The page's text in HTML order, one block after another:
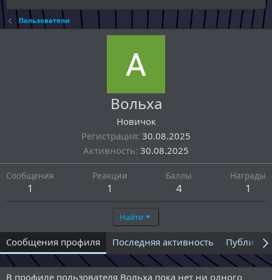
Пользователи
Вольха
Новичок
Регистрация 30.08.2025
Активность 30.08.2025
Сообщения
1
Реакции
1
Баллы
4
Награды
1
Найти
Сообщения профиля Последняя активность
В профиле пользователя Вольха пока нет ни одного